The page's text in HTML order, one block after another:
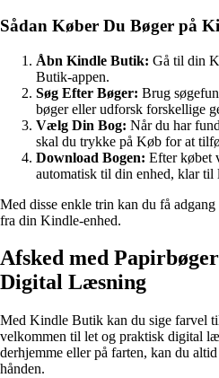
Sådan Køber Du Bøger på
Åbn Kindle Butik: Gå til din
Butik-appen.
Søg Efter Bøger: Brug
bøger eller udforsk forskellige
Vælg Din Bog: Når du har
skal du trykke på Køb for at
Download Bogen: Efter købet
automatisk til din enhed, klar til
Med disse enkle trin kan du få
fra din Kindle-enhed.
Afsked med
Digital Læsning
Med Kindle Butik kan du sige farvel
velkommen til let og praktisk digital
derhjemme eller på farten, kan du
hånden.